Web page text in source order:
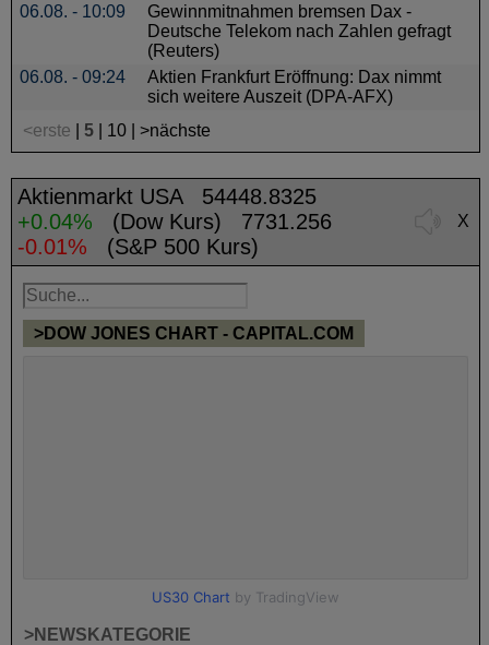
06.08. - 10:09
Gewinnmitnahmen bremsen Dax -
Deutsche Telekom nach Zahlen gefragt
(Reuters)
06.08. - 09:24
Aktien Frankfurt Eröffnung: Dax nimmt
sich weitere Auszeit (DPA-AFX)
<erste
5 10 >nächste
Aktienmarkt USA54448.8325
+0.04% (Dow Kurs) 7731.256
-0.01% (S&P 500 Kurs)
X
>DOW JONES CHART - CAPITAL.COM
>NEWSKATEGORIE